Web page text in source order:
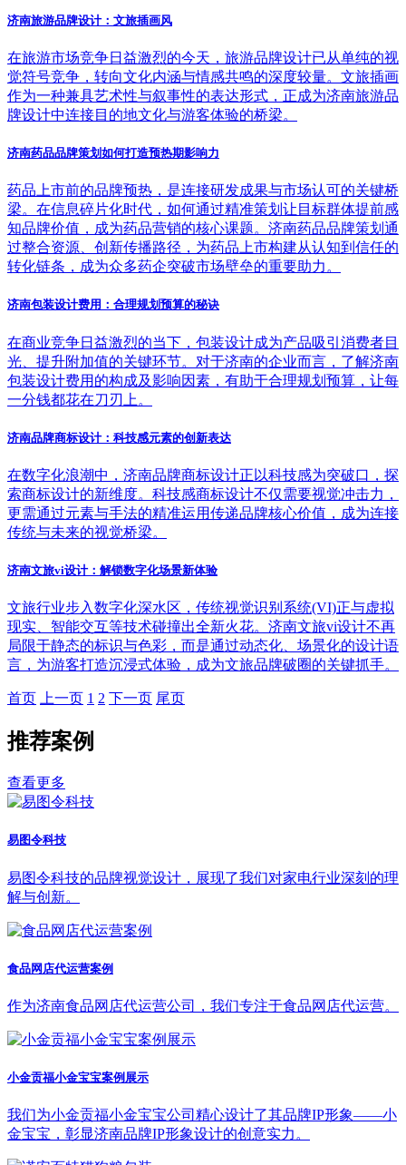
济南旅游品牌设计：文旅插画风
在旅游市场竞争日益激烈的今天，旅游品牌设计已从单纯的视
觉符号竞争，转向文化内涵与情感共鸣的深度较量。文旅插画
作为一种兼具艺术性与叙事性的表达形式，正成为济南旅游品
牌设计中连接目的地文化与游客体验的桥梁。
济南药品品牌策划如何打造预热期影响力
药品上市前的品牌预热，是连接研发成果与市场认可的关键桥
梁。在信息碎片化时代，如何通过精准策划让目标群体提前感
知品牌价值，成为药品营销的核心课题。济南药品品牌策划通
过整合资源、创新传播路径，为药品上市构建从认知到信任的
转化链条，成为众多药企突破市场壁垒的重要助力。
济南包装设计费用：合理规划预算的秘诀
在商业竞争日益激烈的当下，包装设计成为产品吸引消费者目
光、提升附加值的关键环节。对于济南的企业而言，了解济南
包装设计费用的构成及影响因素，有助于合理规划预算，让每
一分钱都花在刀刃上。
济南品牌商标设计：科技感元素的创新表达
在数字化浪潮中，济南品牌商标设计正以科技感为突破口，探
索商标设计的新维度。科技感商标设计不仅需要视觉冲击力，
更需通过元素与手法的精准运用传递品牌核心价值，成为连接
传统与未来的视觉桥梁。
济南文旅vi设计：解锁数字化场景新体验
文旅行业步入数字化深水区，传统视觉识别系统(VI)正与虚拟
现实、智能交互等技术碰撞出全新火花。济南文旅vi设计不再
局限于静态的标识与色彩，而是通过动态化、场景化的设计语
言，为游客打造沉浸式体验，成为文旅品牌破圈的关键抓手。
首页 上一页 1 2 下一页 尾页
推荐案例
查看更多
易图令科技
易图令科技的品牌视觉设计，展现了我们对家电行业深刻的理
解与创新。
食品网店代运营案例
作为济南食品网店代运营公司，我们专注于食品网店代运营。
小金贡福小金宝宝案例展示
我们为小金贡福小金宝宝公司精心设计了其品牌IP形象——小
金宝宝，彰显济南品牌IP形象设计的创意实力。